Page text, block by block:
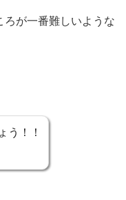
ろが一番難しいような
う！！